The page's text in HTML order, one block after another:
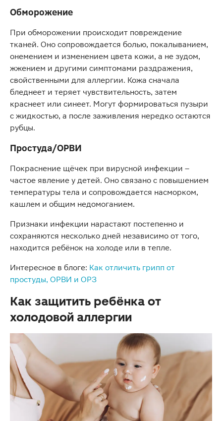
Обморожение
При обморожении происходит повреждение
тканей. Оно сопровождается болью, покалыванием,
онемением и изменением цвета кожи, а не зудом,
жжением и другими симптомами раздражения,
свойственными для аллергии. Кожа сначала
бледнеет и теряет чувствительность, затем
краснеет или синеет. Могут формироваться пузыри
с жидкостью, а после заживления нередко остаются
рубцы.
Простуда/ОРВИ
Покраснение щёчек при вирусной инфекции –
частое явление у детей. Оно связано с повышением
температуры тела и сопровождается насморком,
кашлем и общим недомоганием.
Признаки инфекции нарастают постепенно и
сохраняются несколько дней независимо от того,
находится ребёнок на холоде или в тепле.
Интересное в блоге: Как отличить грипп от
простуды, ОРВИ и ОРЗ
Как защитить ребёнка от
холодовой аллергии